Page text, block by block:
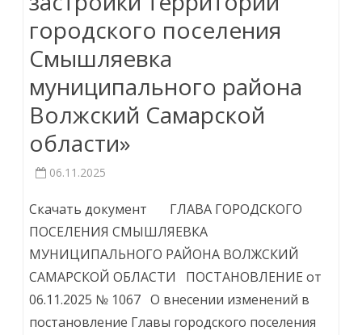
городского поселения
Смышляевка
муниципального района
Волжский Самарской
области»
06.11.2025
Скачать документ ГЛАВА ГОРОДСКОГО
ПОСЕЛЕНИЯ СМЫШЛЯЕВКА
МУНИЦИПАЛЬНОГО РАЙОНА ВОЛЖСКИЙ
САМАРСКОЙ ОБЛАСТИ ПОСТАНОВЛЕНИЕ от
06.11.2025 № 1067 О внесении изменений в
постановление Главы городского поселения